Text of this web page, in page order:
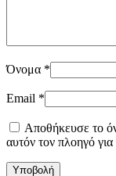
Όνομα *
Email *
Αποθήκευσε το
αυτόν τον πλοηγό